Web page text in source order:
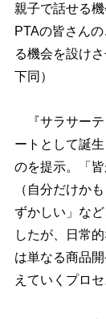
親子で話せる
PTAの皆さん
る機会を設け
下同）
『サラサーテ
ートとして誕
のを提示。「
（自分だけか
ずかしい」な
したが、日常
は単なる商品
えていくプロ